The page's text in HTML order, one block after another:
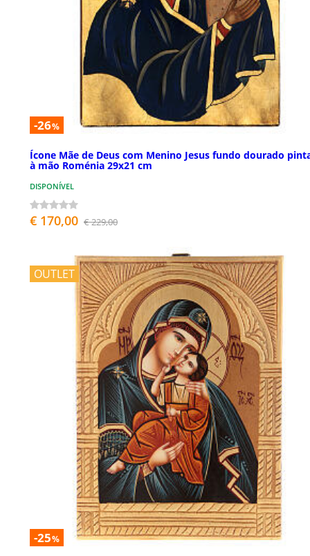
-26%
Ícone Mãe de Deus com Menino Jesus fundo dourado
à mão Roménia 29x21 cm
DISPONÍVEL
€ 170,00 € 229,00
OUTLET
-25%